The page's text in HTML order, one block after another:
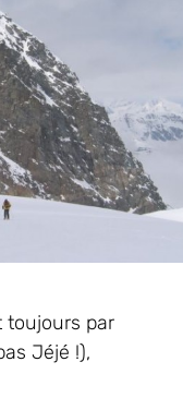
toujours par
Jéjé !),